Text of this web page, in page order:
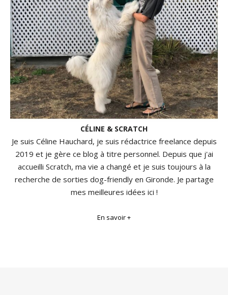
CÉLINE & SCRATCH
Je suis Céline Hauchard, je suis rédactrice freelance depuis
2019 et je gère ce blog à titre personnel. Depuis que j'ai
accueilli Scratch, ma vie a changé et je suis toujours à la
recherche de sorties dog-friendly en Gironde. Je partage
mes meilleures idées ici !
En savoir +